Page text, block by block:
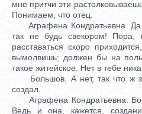
мне притчи эти
Понимаем, что отец.
Аграфена Кондратьевна. Да
так не будь свекором! Пора,
расставаться скоро
вымолвишь; должен бы на
такое житейское. Нет в тебе
Большов. А нет, так что ж
создал.
Аграфена Кондратьевна.
Ведь и она, кажется,